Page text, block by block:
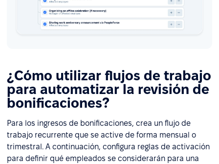
¿Cómo utilizar flujos de trabajo
para automatizar la revisión de
bonificaciones?
Para los ingresos de bonificaciones, crea un flujo de
trabajo recurrente que se active de forma mensual o
trimestral. A continuación, configura reglas de activación
para definir qué empleados se considerarán para una